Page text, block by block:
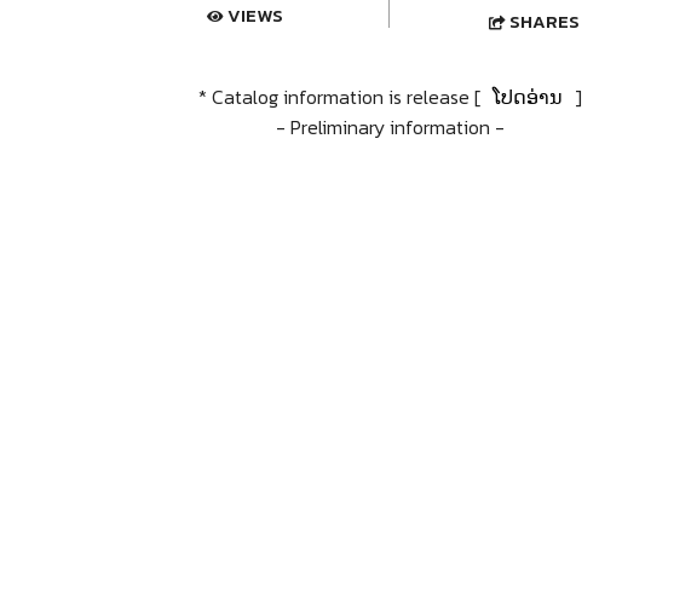
VIEWS SHARES
* Catalog information is release [ ໂປດອ່ານ ]
- Preliminary information -